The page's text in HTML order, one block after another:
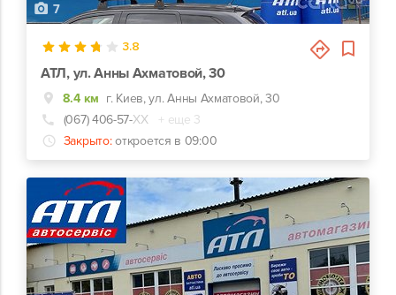
7
3.8
АТЛ, ул. Анны Ахматовой, 30
8.4 км г. Киев, ул. Анны Ахматовой, 30
(067) 406-57-ХХ
+ еще 3
Закрыто: откроется в 09:00